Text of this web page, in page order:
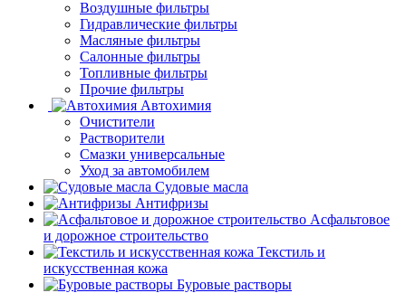
Воздушные фильтры
Гидравлические фильтры
Масляные фильтры
Салонные фильтры
Топливные фильтры
Прочие фильтры
Автохимия
Очистители
Растворители
Смазки универсальные
Уход за автомобилем
Судовые масла
Антифризы
Асфальтовое
и дорожное строительство
Текстиль и
искусственная кожа
Буровые растворы